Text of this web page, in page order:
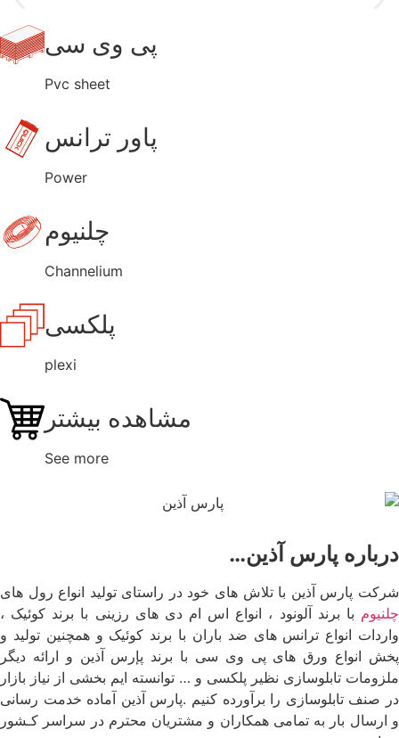
پی وی سی
Pvc sheet
پاور ترانس
Power
چلنیوم
Channelium
پلکسی
plexi
مشاهده بیشتر
See more
درباره پارس آذین…
شرکت پارس آذین با تلاش های خود در راستای تولید انواع رول های
چلنیوم با برند آلونود ، انواع اس ام دی های رزینی با برند کوئیک ،
واردات انواع ترانس های ضد باران با برند کوئیک و همچنین تولید و
پخش انواع ورق های پی وی سی با برند پإرس آذین و ارائه دیگر
ملزومات تابلوسازی نظیر پلکسی و … توانسته ایم بخشی از نیاز بازار
در صنف تابلوسازی را برآورده کنیم .پارس آذین آماده خدمت رسانی
و ارسال بار به تمامی همکاران و مشتریان محترم در سراسر کـشور